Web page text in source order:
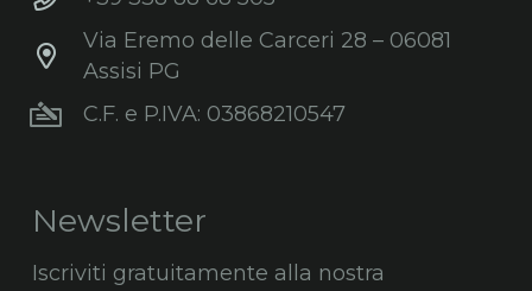
Via Eremo delle Carceri 28 – 06081
Assisi PG
C.F. e P.IVA: 03868210547
Newsletter
Iscriviti gratuitamente alla nostra